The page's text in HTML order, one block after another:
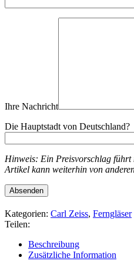
Ihre Nachricht
Die Hauptstadt von Deutschland?
Hinweis: Ein Preisvorschlag
Artikel kann weiterhin von
Kategorien: Carl Zeiss, Ferngläser
Teilen:
Beschreibung
Zusätzliche Information